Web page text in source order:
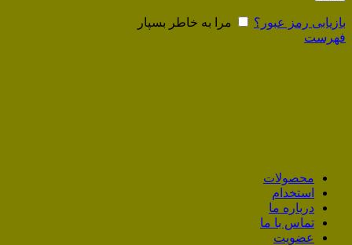
بازیابی رمز عبور؟
مرا به خاطر بسپار
فهرست
محصولات
استخدام
درباره ما
تماس با ما
عضویت